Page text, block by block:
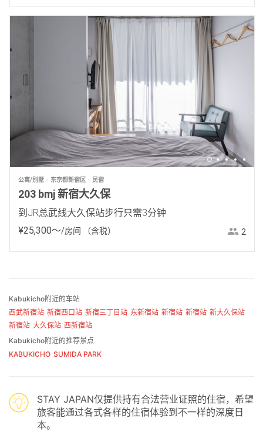
公寓/别墅 东京都新宿区 民宿
203 bmj 新宿大久保
到JR总武线大久保站步行只需3分钟
¥25,300〜/房间 （含税） 2
Kabukicho附近的车站
西武新宿站 新宿西口站 新宿三丁目站 东新宿站 新宿站 新宿站 新大久保站
新宿站 大久保站 西新宿站
Kabukicho附近的推荐景点
KABUKICHO SUMIDA PARK
STAY JAPAN仅提供持有合法营业证照的住宿，希望
旅客能通过各式各样的住宿体验到不一样的深度日
本。